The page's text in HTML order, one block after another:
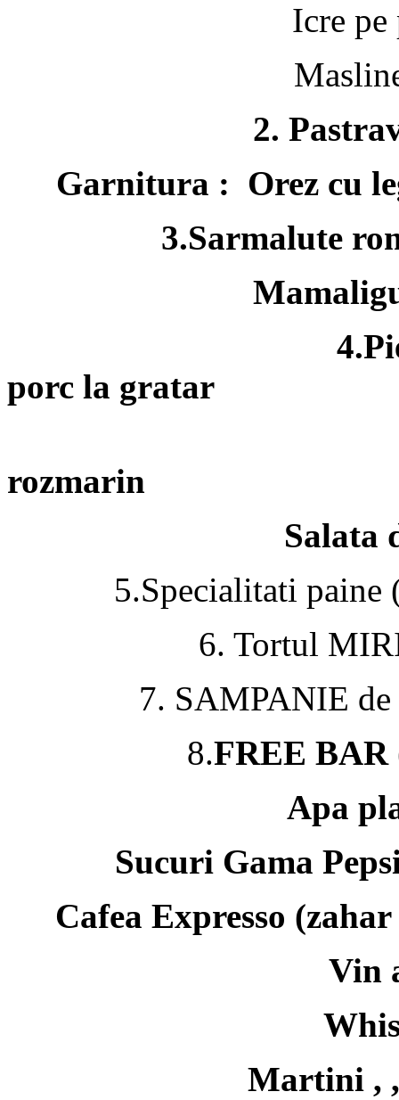
Icre pe
2.
Garnitura : Orez cu
3.Sarmalute
4.Piept de pui
porc la gratar
rozmarin
Salata
5.Specialitati paine
6. Tortul
7. SAMPANIE
8.FREE BAR
Apa
Sucuri Gama
Cafea Expresso
Vin
Martini ,